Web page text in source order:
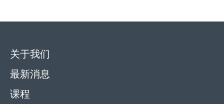
关于我们
最新消息
课程